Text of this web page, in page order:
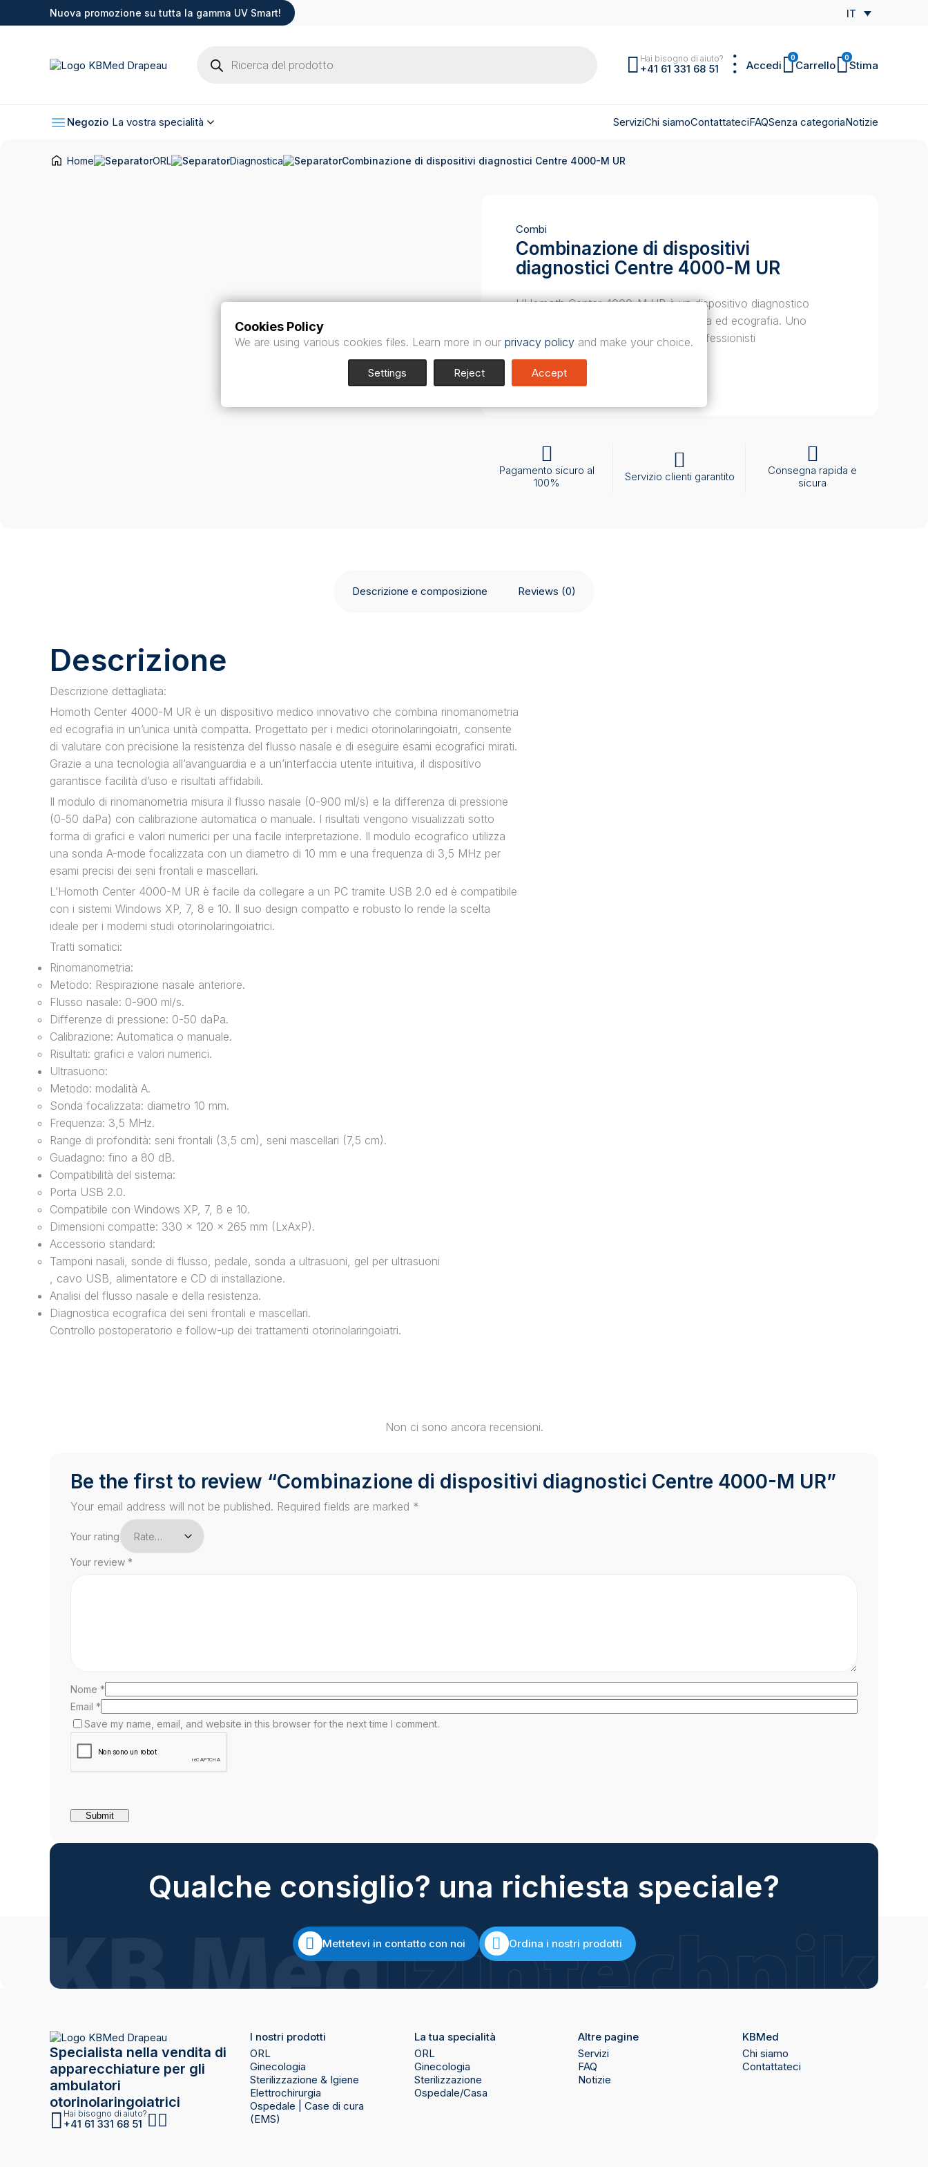
Nuova promozione su tutta la gamma UV Smart! IT
search
Hai bisogno di aiuto?
+41 61 331 68 51 Accedi
0
Carrello
0
Stima
Negozio La vostra specialità ServiziChi siamoContattateciFAQSenza categoriaNotizie
Home ORL Diagnostica Combinazione di dispositivi diagnostici Centre 4000-M UR
Combi
Combinazione di dispositivi
diagnostici Centre 4000-M UR
L’Homoth Center 4000-M UR è un dispositivo diagnostico
avanzato che combina rinomanometria ed ecografia. Uno
strumento versatile e preciso per i professionisti
Leggi la descrizione completa
Pagamento sicuro al
100%
Servizio clienti garantito
Consegna rapida e
sicura
Descrizione e composizione Reviews (0)
Descrizione
Descrizione dettagliata:
Homoth Center 4000-M UR è un dispositivo medico innovativo che combina rinomanometria
ed ecografia in un’unica unità compatta. Progettato per i medici otorinolaringoiatri, consente
di valutare con precisione la resistenza del flusso nasale e di eseguire esami ecografici mirati.
Grazie a una tecnologia all’avanguardia e a un’interfaccia utente intuitiva, il dispositivo
garantisce facilità d’uso e risultati affidabili.
Il modulo di rinomanometria misura il flusso nasale (0-900 ml/s) e la differenza di pressione
(0-50 daPa) con calibrazione automatica o manuale. I risultati vengono visualizzati sotto
forma di grafici e valori numerici per una facile interpretazione. Il modulo ecografico utilizza
una sonda A-mode focalizzata con un diametro di 10 mm e una frequenza di 3,5 MHz per
esami precisi dei seni frontali e mascellari.
L’Homoth Center 4000-M UR è facile da collegare a un PC tramite USB 2.0 ed è compatibile
con i sistemi Windows XP, 7, 8 e 10. Il suo design compatto e robusto lo rende la scelta
ideale per i moderni studi otorinolaringoiatrici.
Tratti somatici:
Rinomanometria:
Metodo: Respirazione nasale anteriore.
Flusso nasale: 0-900 ml/s.
Differenze di pressione: 0-50 daPa.
Calibrazione: Automatica o manuale.
Risultati: grafici e valori numerici.
Ultrasuono:
Metodo: modalità A.
Sonda focalizzata: diametro 10 mm.
Frequenza: 3,5 MHz.
Range di profondità: seni frontali (3,5 cm), seni mascellari (7,5 cm).
Guadagno: fino a 80 dB.
Compatibilità del sistema:
Porta USB 2.0.
Compatibile con Windows XP, 7, 8 e 10.
Dimensioni compatte: 330 x 120 x 265 mm (LxAxP).
Accessorio standard:
Tamponi nasali, sonde di flusso, pedale, sonda a ultrasuoni, gel per ultrasuoni
, cavo USB, alimentatore e CD di installazione.
Analisi del flusso nasale e della resistenza.
Diagnostica ecografica dei seni frontali e mascellari.
Controllo postoperatorio e follow-up dei trattamenti otorinolaringoiatri.
Non ci sono ancora recensioni.
Be the first to review “Combinazione di dispositivi diagnostici Centre 4000-M UR”
Your email address will not be published. Required fields are marked *
Your rating
Your review *
Nome *
Email *
Save my name, email, and website in this browser for the next time I comment.
Qualche consiglio? una richiesta speciale?
Mettetevi in contatto con noi Ordina i nostri prodotti
Specialista nella vendita di
apparecchiature per gli
ambulatori
otorinolaringoiatrici
Hai bisogno di aiuto?
+41 61 331 68 51
I nostri prodotti
ORL
Ginecologia
Sterilizzazione & Igiene
Elettrochirurgia
Ospedale | Case di cura
(EMS)
La tua specialità
ORL
Ginecologia
Sterilizzazione
Ospedale/Casa
Altre pagine
Servizi
FAQ
Notizie
KBMed
Chi siamo
Contattateci
Cookies Policy
We are using various cookies files. Learn more in our privacy policy and make your choice.
Settings Reject Accept